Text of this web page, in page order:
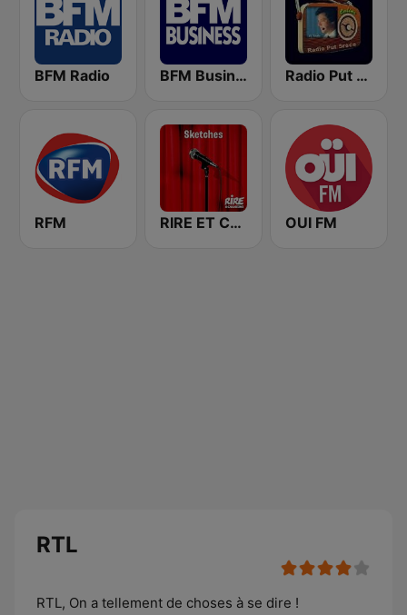
BFM Radio BFM Business 100.8 FM Radio Put Sreće
RFM RIRE ET CHANSONS SKETCHES OUI FM
RTL
RTL, On a tellement de choses à se dire !